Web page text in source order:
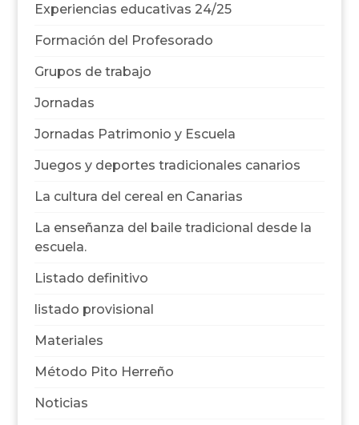
Experiencias educativas 24/25
Formación del Profesorado
Grupos de trabajo
Jornadas
Jornadas Patrimonio y Escuela
Juegos y deportes tradicionales canarios
La cultura del cereal en Canarias
La enseñanza del baile tradicional desde la
escuela.
Listado definitivo
listado provisional
Materiales
Método Pito Herreño
Noticias